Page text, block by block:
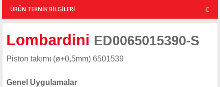
ÜRÜN TEKNİK BİLGİLERİ
Lombardini ED0065015390-S
Piston takımı (ø+0,5mm) 6501539
Genel Uygulamalar